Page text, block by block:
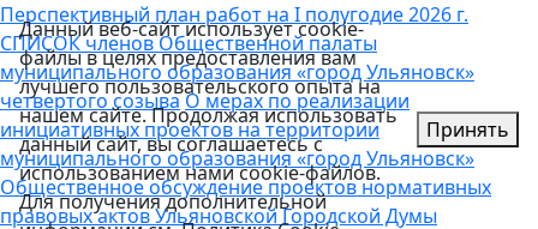
Перспективный план работ на I полугодие 2026 г.
СПИСОК членов Общественной палаты
муниципального образования «город Ульяновск»
четвертого созываО мерах по реализации
инициативных проектов на территории
муниципального образования «город Ульяновск»
Общественное обсуждение проектов нормативных
правовых актов Ульяновской Городской Думы
Данный веб-сайт использует cookie-
файлы в целях предоставления вам
лучшего пользовательского опыта на
нашем сайте. Продолжая использовать
данный сайт, вы соглашаетесь с
использованием нами cookie-файлов.
Для получения дополнительной
Принять